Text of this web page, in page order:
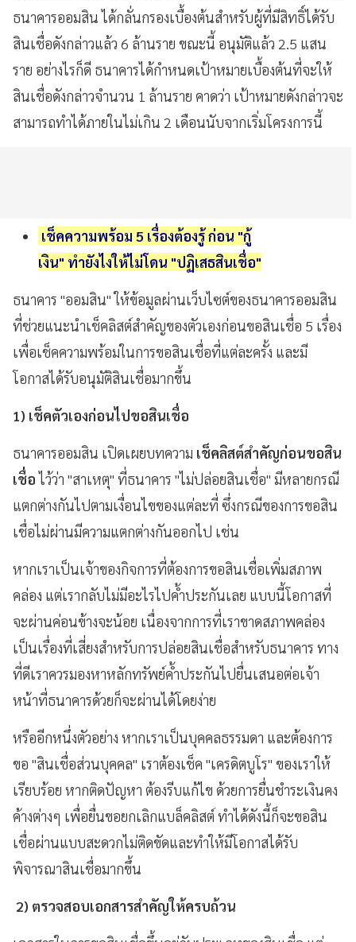
ธนาคารออมสิน ได้กลั่นกรองเบื้องต้นสำหรับผู้ที่มีสิทธิ์ได้รับ
สินเชื่อดังกล่าวแล้ว 6 ล้านราย ขณะนี้ อนุมัติแล้ว 2.5 แสน
ราย อย่างไรก็ดี ธนาคารได้กำหนดเป้าหมายเบื้องต้นที่จะให้
สินเชื่อดังกล่าวจำนวน 1 ล้านราย คาดว่า เป้าหมายดังกล่าวจะ
สามารถทำได้ภายในไม่เกิน 2 เดือนนับจากเริ่มโครงการนี้
เช็คความพร้อม 5 เรื่องต้องรู้ ก่อน "กู้
เงิน" ทำยังไงให้ไม่โดน "ปฏิเสธสินเชื่อ"
ธนาคาร "ออมสิน" ให้ข้อมูลผ่านเว็บไซต์ของธนาคารออมสิน
ที่ช่วยแนะนำเช็คลิสต์สำคัญของตัวเองก่อนขอสินเชื่อ 5 เรื่อง
เพื่อเช็คความพร้อมในการขอสินเชื่อที่แต่ละครั้ง และมี
โอกาสได้รับอนุมัติสินเชื่อมากขึ้น
1) เช็คตัวเองก่อนไปขอสินเชื่อ
ธนาคารออมสิน เปิดเผยบทความ เช็คลิสต์สำคัญก่อนขอสิน
เชื่อ ไว้ว่า "สาเหตุ" ที่ธนาคาร "ไม่ปล่อยสินเชื่อ" มีหลายกรณี
แตกต่างกันไปตามเงื่อนไขของแต่ละที่ ซึ่งกรณีของการขอสิน
เชื่อไม่ผ่านมีความแตกต่างกันออกไป เช่น
หากเราเป็นเจ้าของกิจการที่ต้องการขอสินเชื่อเพิ่มสภาพ
คล่อง แต่เรากลับไม่มีอะไรไปค้ำประกันเลย แบบนี้โอกาสที่
จะผ่านค่อนข้างจะน้อย เนื่องจากการที่เราขาดสภาพคล่อง
เป็นเรื่องที่เสี่ยงสำหรับการปล่อยสินเชื่อสำหรับธนาคาร ทาง
ที่ดีเราควรมองหาหลักทรัพย์ค้ำประกันไปยื่นเสนอต่อเจ้า
หน้าที่ธนาคารด้วยก็จะผ่านได้โดยง่าย
หรืออีกหนึ่งตัวอย่าง หากเราเป็นบุคคลธรรมดา และต้องการ
ขอ "สินเชื่อส่วนบุคคล" เราต้องเช็ค "เครดิตบูโร" ของเราให้
เรียบร้อย หากติดปัญหา ต้องรีบแก้ไข ด้วยการยื่นชำระเงินคง
ค้างต่างๆ เพื่อยื่นขอยกเลิกแบล็คลิสต์ ทำได้ดังนี้ก็จะขอสิน
เชื่อผ่านแบบสะดวกไม่ติดขัดและทำให้มีโอกาสได้รับ
พิจารณาสินเชื่อมากขึ้น
2) ตรวจสอบเอกสารสำคัญให้ครบถ้วน